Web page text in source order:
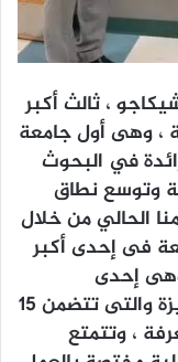
، ثالث أكبر
، وهى أول جامعة
في البحوث
وتوسع نطاق
الحالي من خلال
فى إحدى أكبر
وهى إحدى
المؤسسات التعليمية البحثية المتميزة والتى تتضمن ١٥
، وتتمتع